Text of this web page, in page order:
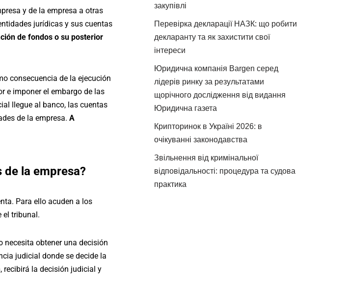
y de la empresa a otras
jurídicas y sus cuentas
de fondos o su posterior
consecuencia de la ejecución
e imponer el embargo de las
llegue al banco, las cuentas
de la empresa. A
la empresa?
Para ello acuden a los
el tribunal.
necesita obtener una decisión
judicial donde se decide la
recibirá la decisión judicial y
закупівлі
Перевірка декларації НАЗК: що робити
декларанту та як захистити свої
інтереси
Юридична компанія Bargen серед
лідерів ринку за результатами
щорічного дослідження від видання
Юридична газета
Крипторинок в Україні 2026: в
очікуванні законодавства
Звільнення від кримінальної
відповідальності: процедура та судова
практика